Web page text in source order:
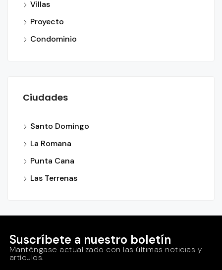
Villas
Proyecto
Condominio
Ciudades
Santo Domingo
La Romana
Punta Cana
Las Terrenas
Suscríbete a nuestro boletín
Manténgase actualizado con las últimas noticias y
artículos.